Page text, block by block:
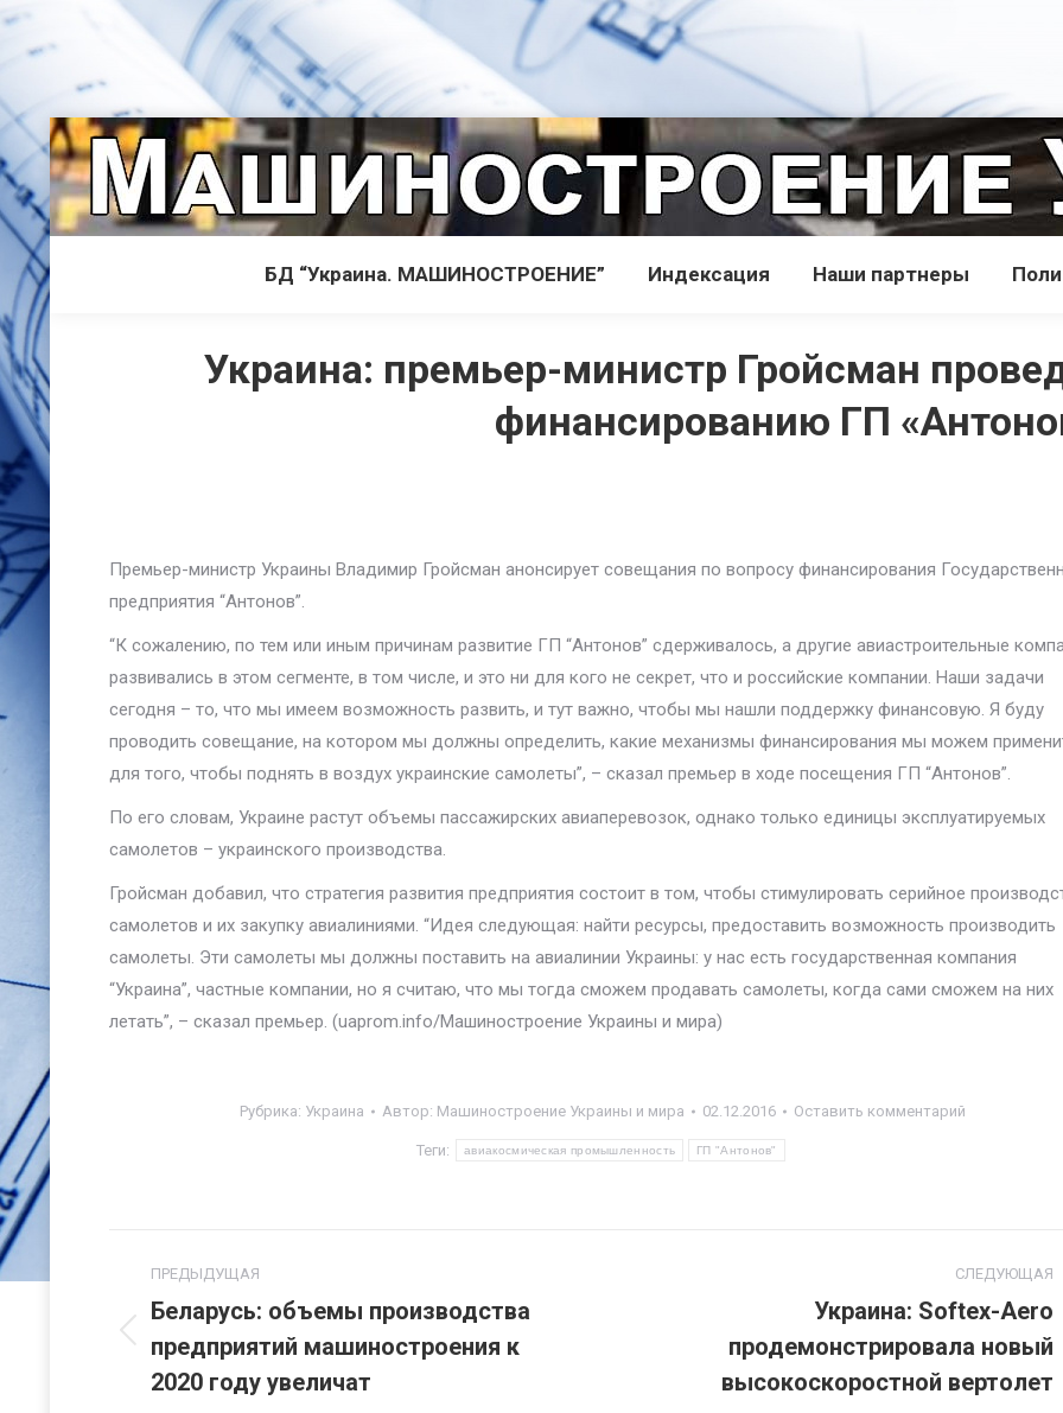
БД “Украина. МАШИНОСТРОЕНИЕ” Индекcация Наши партнеры
Украина: премьер-министр Гройсман
финансированию ГП
Премьер-министр Украины Владимир Гройсман анонсирует совещания по вопросу финансирования
предприятия “Антонов”.
“К сожалению, по тем или иным причинам развитие ГП “Антонов” сдерживалось, а другие авиастроительные
развивались в этом сегменте, в том числе, и это ни для кого не секрет, что и российские компании. Наши задачи
сегодня – то, что мы имеем возможность развить, и тут важно, чтобы мы нашли поддержку финансовую. Я буду
проводить совещание, на котором мы должны определить, какие механизмы финансирования мы можем
для того, чтобы поднять в воздух украинские самолеты”, – сказал премьер в ходе посещения ГП “Антонов”.
По его словам, Украине растут объемы пассажирских авиаперевозок, однако только единицы эксплуатируемых
самолетов – украинского производства.
Гройсман добавил, что стратегия развития предприятия состоит в том, чтобы стимулировать серийное
самолетов и их закупку авиалиниями. “Идея следующая: найти ресурсы, предоставить возможность производить
самолеты. Эти самолеты мы должны поставить на авиалинии Украины: у нас есть государственная компания
“Украина”, частные компании, но я считаю, что мы тогда сможем продавать самолеты, когда сами сможем на них
летать”, – сказал премьер. (uaprom.info/Машиностроение Украины и мира)
Рубрика: Украина Автор: Машиностроение Украины и мира 02.12.2016 Оставить комментарий
Теги: авиакосмическая промышленность ГП "Антонов"
по
записям
ПРЕДЫДУЩАЯ
Предыдущая
запись:
Беларусь: объемы производства
предприятий машиностроения к
2020 году увеличат
СЛЕДУЮЩАЯ
Следующая
Украина: Softex-Aero
продемонстрировала новый
высокоскоростной вертолет